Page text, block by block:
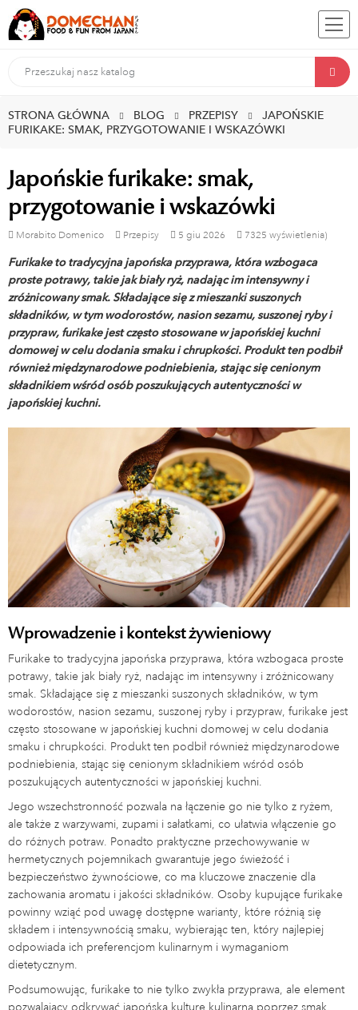
STRONA GŁÓWNA BLOG PRZEPISY
JAPOŃSKIE
FURIKAKE: SMAK, PRZYGOTOWANIE I WSKAZÓWKI
Japońskie furikake: smak,
przygotowanie i wskazówki
Morabito Domenico Przepisy 5 giu 2026 7325 wyświetlenia)
Furikake to tradycyjna japońska przyprawa, która wzbogaca
proste potrawy, takie jak biały ryż, nadając im intensywny i
zróżnicowany smak. Składające się z mieszanki suszonych
składników, w tym wodorostów, nasion sezamu, suszonej ryby i
przypraw, furikake jest często stosowane w japońskiej kuchni
domowej w celu dodania smaku i chrupkości. Produkt ten podbił
również międzynarodowe podniebienia, stając się cenionym
składnikiem wśród osób poszukujących autentyczności w
japońskiej kuchni.
Wprowadzenie i kontekst żywieniowy
Furikake to tradycyjna japońska przyprawa, która wzbogaca proste
potrawy, takie jak biały ryż, nadając im intensywny i zróżnicowany
smak. Składające się z mieszanki suszonych składników, w tym
wodorostów, nasion sezamu, suszonej ryby i przypraw, furikake jest
często stosowane w japońskiej kuchni domowej w celu dodania
smaku i chrupkości. Produkt ten podbił również międzynarodowe
podniebienia, stając się cenionym składnikiem wśród osób
poszukujących autentyczności w japońskiej kuchni.
Jego wszechstronność pozwala na łączenie go nie tylko z ryżem,
ale także z warzywami, zupami i sałatkami, co ułatwia włączenie go
do różnych potraw. Ponadto praktyczne przechowywanie w
hermetycznych pojemnikach gwarantuje jego świeżość i
bezpieczeństwo żywnościowe, co ma kluczowe znaczenie dla
zachowania aromatu i jakości składników. Osoby kupujące furikake
powinny wziąć pod uwagę dostępne warianty, które różnią się
składem i intensywnością smaku, wybierając ten, który najlepiej
odpowiada ich preferencjom kulinarnym i wymaganiom
dietetycznym.
Podsumowując, furikake to nie tylko zwykła przyprawa, ale element
pozwalający odkrywać japońską kulturę kulinarną poprzez smak,